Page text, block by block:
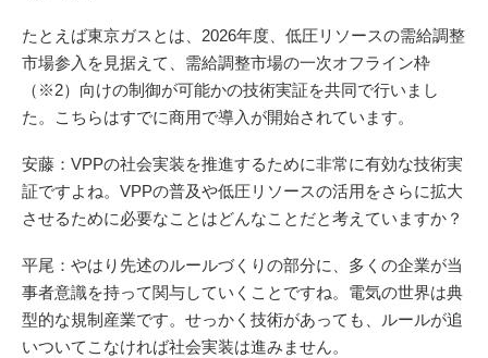
たとえば東京ガスとは、2026年度、低圧リソースの需給調整
市場参入を見据えて、需給調整市場の一次オフライン枠
（※2）向けの制御が可能かの技術実証を共同で行いまし
た。こちらはすでに商用で導入が開始されています。
安藤：VPPの社会実装を推進するために非常に有効な技術実
証ですよね。VPPの普及や低圧リソースの活用をさらに拡大
させるために必要なことはどんなことだと考えていますか？
平尾：やはり先述のルールづくりの部分に、多くの企業が当
事者意識を持って関与していくことですね。電気の世界は典
型的な規制産業です。せっかく技術があっても、ルールが追
いついてこなければ社会実装は進みません。